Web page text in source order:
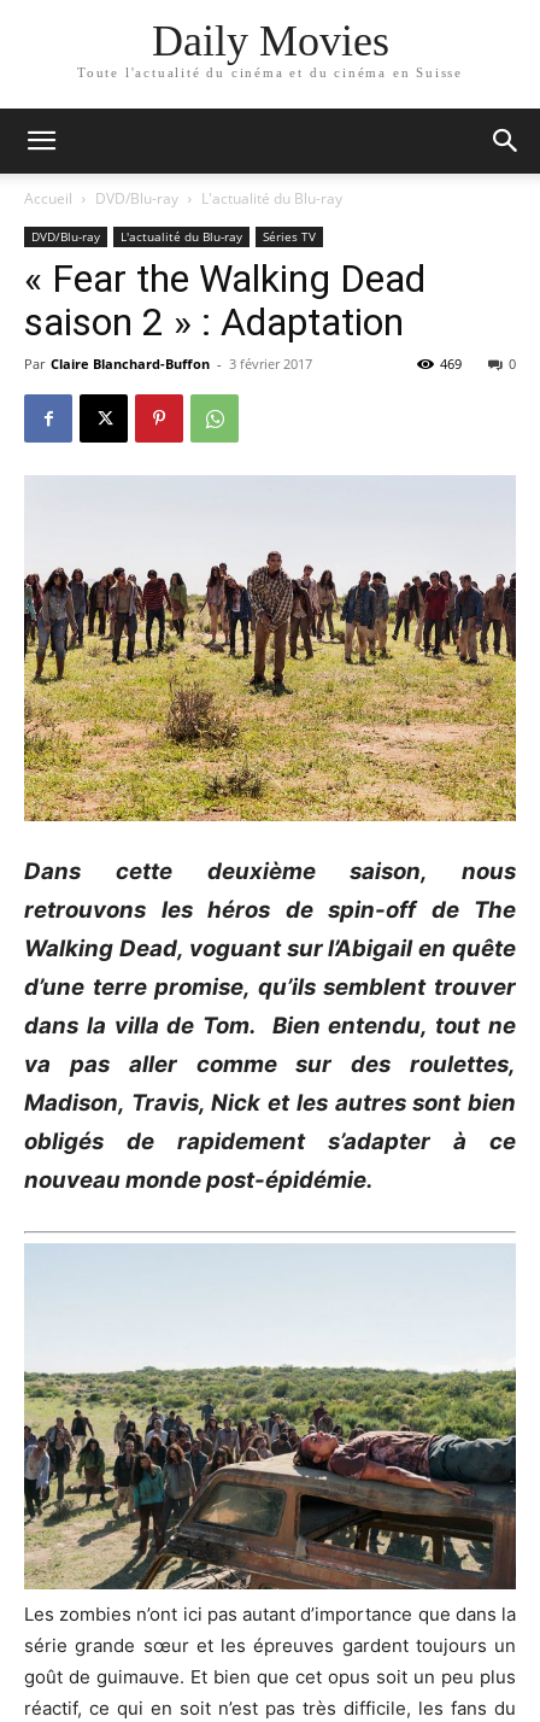
Daily Movies
Toute l'actualité du cinéma et du cinéma en Suisse
Accueil DVD/Blu-ray L'actualité du Blu-ray
DVD/Blu-ray L'actualité du Blu-ray Séries TV
« Fear the Walking Dead
saison 2 » : Adaptation
Par Claire Blanchard-Buffon - 3 février 2017 0
469
Dans cette deuxième saison, nous
retrouvons les héros de spin-off de The
Walking Dead, voguant sur l’Abigail en quête
d’une terre promise, qu’ils semblent trouver
dans la villa de Tom. Bien entendu, tout ne
va pas aller comme sur des roulettes,
Madison, Travis, Nick et les autres sont bien
obligés de rapidement s’adapter à ce
nouveau monde post-épidémie.
Les zombies n’ont ici pas autant d’importance que dans la
série grande sœur et les épreuves gardent toujours un
goût de guimauve. Et bien que cet opus soit un peu plus
réactif, ce qui en soit n’est pas très difficile, les fans du